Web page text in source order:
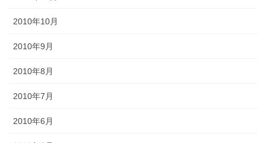
2010年10月
2010年9月
2010年8月
2010年7月
2010年6月